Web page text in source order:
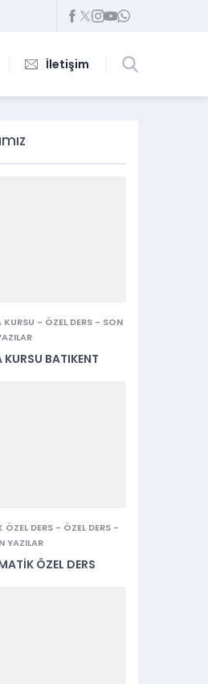
İletişim
KURSU - ÖZEL DERS - SON
BATIKENT
DERS- ÖZEL DERS-
YAZILAR
ÖZEL DERS